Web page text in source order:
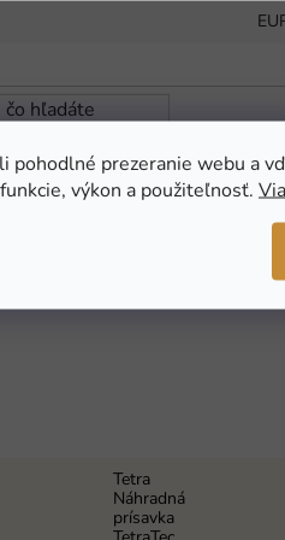
pohodlné prezeranie webu a
výkon a použiteľnosť.
Reklamácia a vrátenie tovaru
Tetra
Náhradná
prísavka